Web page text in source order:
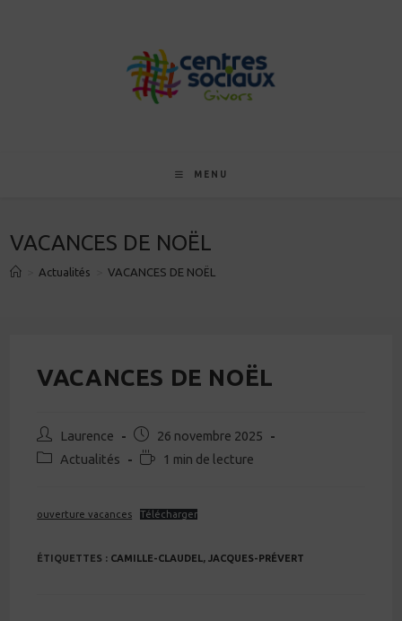
MENU
VACANCES DE NOËL
Actualités VACANCES DE NOËL
VACANCES DE NOËL
Auteur/autrice
de
Laurence
Publication
publiée :
26 novembre 2025
PostActualités
Temps1 min de lecture
ouverture vacances Télécharger
ÉTIQUETTES : CAMILLE-CLAUDEL, JACQUES-PRÉVERT